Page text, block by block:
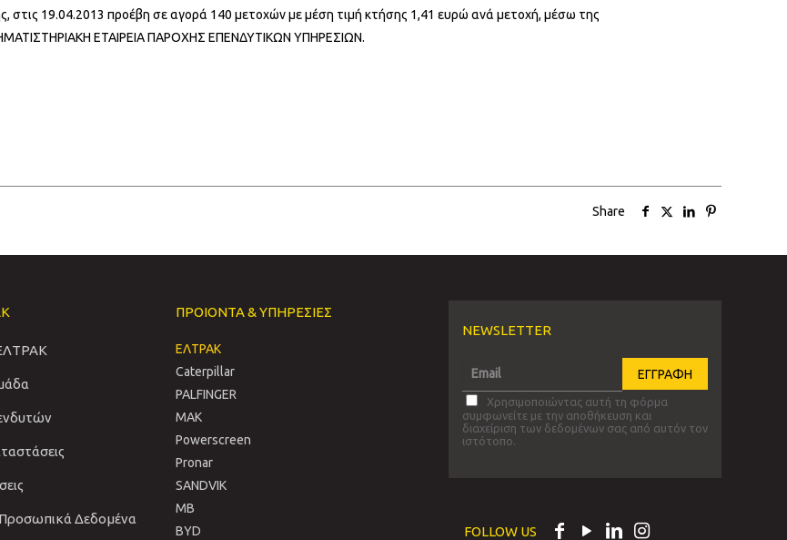
στις 19.04.2013 προέβη σε αγορά 140 μετοχών με μέση τιμή κτήσης 1,41 ευρώ ανά μετοχή, μέσω της
ΕΤΑΙΡΕΙΑ ΠΑΡΟΧΗΣ ΕΠΕΝΔΥΤΙΚΩΝ ΥΠΗΡΕΣΙΩΝ.
Share
Δεδομένα
ΠΡΟΙΟΝΤΑ & ΥΠΗΡΕΣΙΕΣ
ΕΛΤΡΑΚ
Caterpillar
PALFINGER
MAK
Powerscreen
Pronar
SANDVIΚ
MB
BYD
NEWSLETTER
Χρησιμοποιώντας αυτή τη φόρμα
συμφωνείτε με την αποθήκευση και
διαχείριση των δεδομένων σας από αυτόν τον
ιστότοπο.
FOLLOW US